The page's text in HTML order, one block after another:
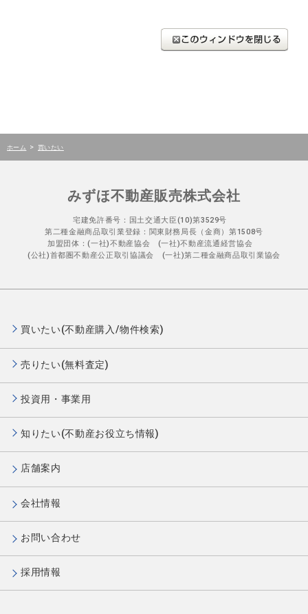
ホーム > 買いたい
みずほ不動産販売株式会社
宅建免許番号：国土交通大臣(10)第3529号
第二種金融商品取引業登録：関東財務局長（金商）第1508号
加盟団体：(一社)不動産協会 (一社)不動産流通経営協会
(公社)首都圏不動産公正取引協議会 (一社)第二種金融商品取引業協会
買いたい(不動産購入/物件検索)
売りたい(無料査定)
投資用・事業用
知りたい(不動産お役立ち情報)
店舗案内
会社情報
お問い合わせ
採用情報